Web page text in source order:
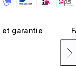
et garantie